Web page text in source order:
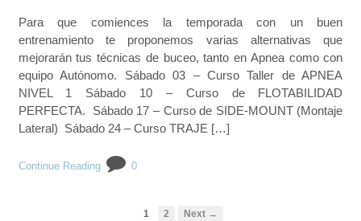
Para que comiences la temporada con un buen
entrenamiento te proponemos varias alternativas que
mejorarán tus técnicas de buceo, tanto en Apnea como con
equipo Autónomo. Sábado 03 – Curso Taller de APNEA
NIVEL 1 Sábado 10 – Curso de FLOTABILIDAD
PERFECTA. Sábado 17 – Curso de SIDE-MOUNT (Montaje
Lateral) Sábado 24 – Curso TRAJE […]
Continue Reading 0
1 2 Next →